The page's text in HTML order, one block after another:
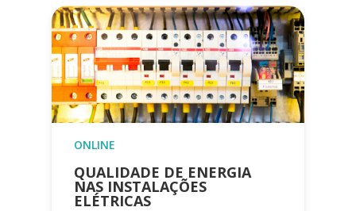
ONLINE
QUALIDADE DE ENERGIA
NAS INSTALAÇÕES
ELÉTRICAS